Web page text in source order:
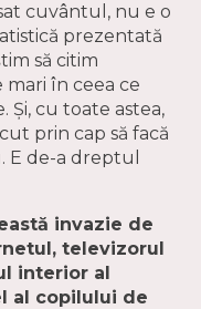
cuvântul, nu e o
prezentată
să citim
în ceea ce
Şi, cu toate astea,
prin cap să facă
E de-a dreptul
invazie de
televizorul
interior al
al copilului de